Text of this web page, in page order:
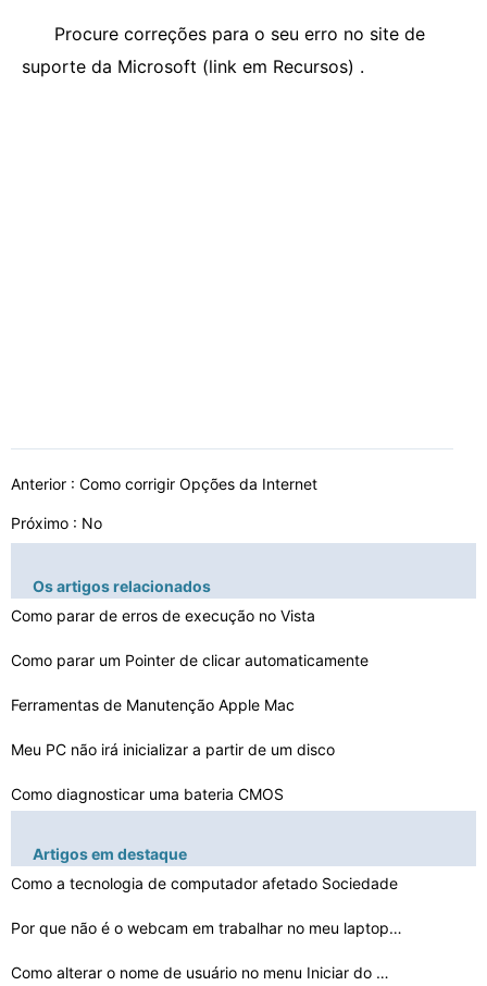
Procure correções para o seu erro no site de
suporte da Microsoft (link em Recursos) .
Anterior : Como corrigir Opções da Internet
Próximo : No
Os artigos relacionados
Como parar de erros de execução no Vista
Como parar um Pointer de clicar automaticamente
Ferramentas de Manutenção Apple Mac
Meu PC não irá inicializar a partir de um disco
Como diagnosticar uma bateria CMOS
Como criar um computador Testbed Ferramenta Forense
Como reinstalar o BITS Com XP
Como solucionar problemas de um Dragon Naturally Speaki…
Artigos em destaque
Como a tecnologia de computador afetado Sociedade
Por que não é o webcam em trabalhar no meu laptop Son…
Como alterar o nome de usuário no menu Iniciar do Wind…